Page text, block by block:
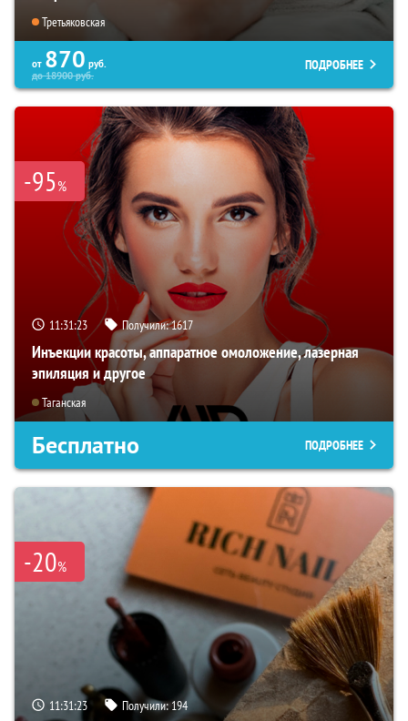
Третьяковская
от 870 руб.
до18900руб.
ПОДРОБНЕЕ
-95%
11:31:22 Получили:1617
Инъекции красоты, аппаратное омоложение, лазерная
эпиляция и другое
Таганская
Бесплатно ПОДРОБНЕЕ
-20%
11:31:22 Получили:194